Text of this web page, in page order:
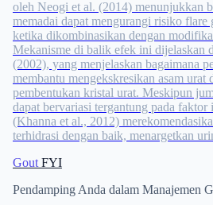
oleh Neogi et al. (2014) menunjukkan
memadai dapat mengurangi risiko flare
ketika dikombinasikan dengan
Mekanisme di balik efek ini dijelaskan
(2002), yang menjelaskan bagaimana
membantu mengekskresikan asam urat
pembentukan kristal urat. Meskipun
dapat bervariasi tergantung pada
(Khanna et al., 2012)
terhidrasi dengan baik, menargetkan
Gout FYI
Pendamping Anda dalam Manajemen